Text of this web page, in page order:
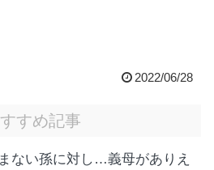
2022/06/28
すめ記事
ない孫に対し…義母がありえ